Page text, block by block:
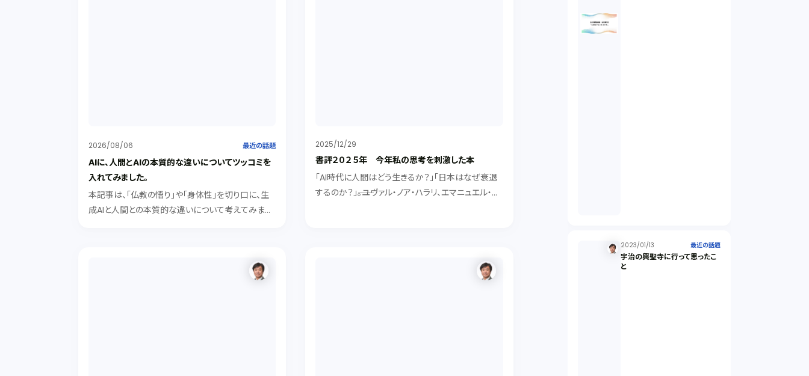
2026/08/06 最近の話題
AIに、人間とAIの本質的な違いについてツッコミを
入れてみました。
本記事は、「仏教の悟り」や「身体性」を切り口に、生
成AIと人間との本質的な違いについて考えてみまし
持ち人間に近づく可能性がある。その際にAIが人間
2025/12/29
書評２０２５年 今年私の思考を刺激した本
「AI時代に人間はどう生きるか？」「日本はなぜ衰退
するのか？」――。ユヴァル・ノア・ハラリ、エマニュエル・ト
競業避止義務（1）
2023/01/13 最近の話題
宇治の興聖寺に行って思ったこ
と